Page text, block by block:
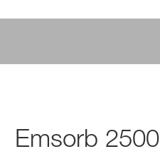
Emsorb 2500